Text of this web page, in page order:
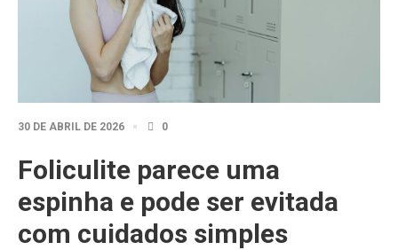
30 DE ABRIL DE 2026 0
Foliculite parece uma
espinha e pode ser evitada
com cuidados simples